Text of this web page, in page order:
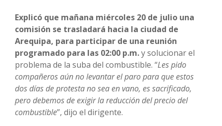
Explicó que mañana miércoles 20 de julio una
comisión se trasladará hacia la ciudad de
Arequipa, para participar de una reunión
programado para las 02:00 p.m.y solucionar el
problema de la suba del combustible. “Les pido
compañeros aún no levantar el paro para que estos
dos días de protesta no sea en vano, es sacrificado,
pero debemos de exigir la reducción del precio del
combustible”, dijo el dirigente.